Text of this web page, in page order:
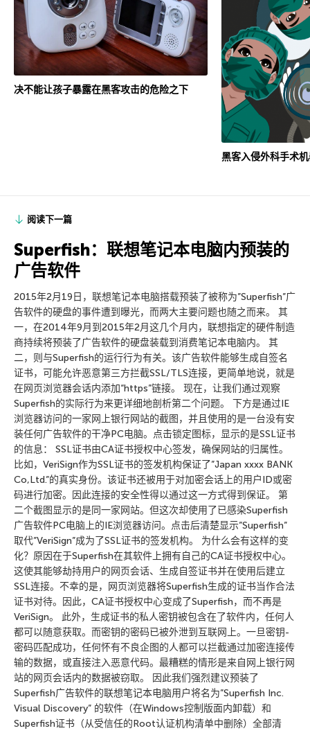
决不能让孩子暴露在黑客攻击的危险之下
黑客入侵外科手术
阅读下一篇
Superfish：联想笔记本电脑内预装的
广告软件
2015年2月19日，联想笔记本电脑搭载预装了被称为”Superfish”广
告软件的硬盘的事件遭到曝光，而两大主要问题也随之而来。 其
一，在2014年9月到2015年2月这几个月内，联想指定的硬件制造
商持续将预装了广告软件的硬盘装载到消费笔记本电脑内。 其
二，则与Superfish的运行行为有关。该广告软件能够生成自签名
证书，可能允许恶意第三方拦截SSL/TLS连接，更简单地说，就是
在网页浏览器会话内添加“https”链接。 现在，让我们通过观察
Superfish的实际行为来更详细地剖析第二个问题。 下方是通过IE
浏览器访问的一家网上银行网站的截图，并且使用的是一台没有安
装任何广告软件的干净PC电脑。点击锁定图标，显示的是SSL证书
的信息： SSL证书由CA证书授权中心签发，确保网站的归属性。
比如，VeriSign作为SSL证书的签发机构保证了”Japan xxxx BANK
Co,Ltd.”的真实身份。该证书还被用于对加密会话上的用户ID或密
码进行加密。因此连接的安全性得以通过这一方式得到保证。 第
二个截图显示的是同一家网站。但这次却使用了已感染Superfish
广告软件PC电脑上的IE浏览器访问。点击后清楚显示”Superfish”
取代”VeriSign”成为了SSL证书的签发机构。 为什么会有这样的变
化？原因在于Superfish在其软件上拥有自己的CA证书授权中心。
这使其能够劫持用户的网页会话、生成自签证书并在使用后建立
SSL连接。不幸的是，网页浏览器将Superfish生成的证书当作合法
证书对待。因此，CA证书授权中心变成了Superfish，而不再是
VeriSign。 此外，生成证书的私人密钥被包含在了软件内，任何人
都可以随意获取。而密钥的密码已被外泄到互联网上。一旦密钥-
密码匹配成功，任何怀有不良企图的人都可以拦截通过加密连接传
输的数据，或直接注入恶意代码。最糟糕的情形是来自网上银行网
站的网页会话内的数据被窃取。 因此我们强烈建议预装了
Superfish广告软件的联想笔记本电脑用户将名为”Superfish Inc.
Visual Discovery” 的软件（在Windows控制版面内卸载）和
Superfish证书（从受信任的Root认证机构清单中删除）全部清